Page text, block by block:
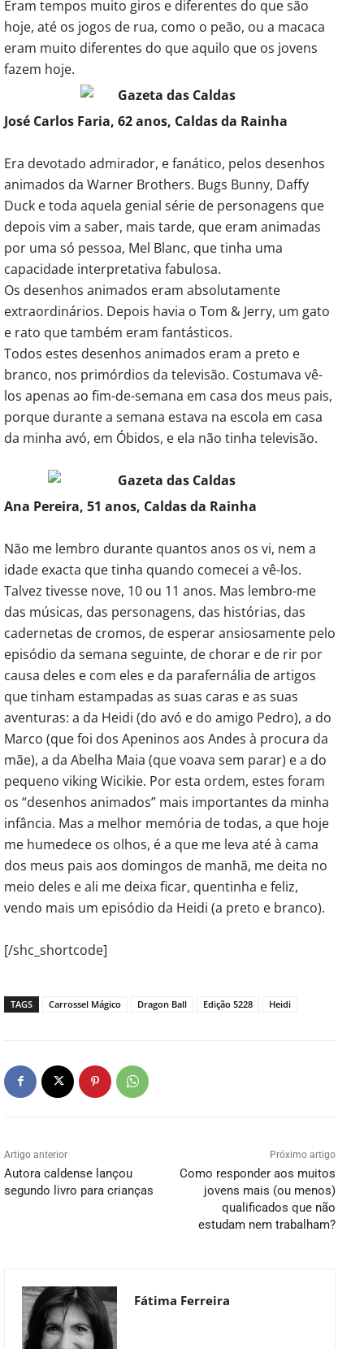
Eram tempos muito giros e diferentes do que são
hoje, até os jogos de rua, como o peão, ou a macaca
eram muito diferentes do que aquilo que os jovens
fazem hoje.
José Carlos Faria, 62 anos, Caldas da Rainha
Era devotado admirador, e fanático, pelos desenhos
animados da Warner Brothers. Bugs Bunny, Daffy
Duck e toda aquela genial série de personagens que
depois vim a saber, mais tarde, que eram animadas
por uma só pessoa, Mel Blanc, que tinha uma
capacidade interpretativa fabulosa.
Os desenhos animados eram absolutamente
extraordinários. Depois havia o Tom & Jerry, um gato
e rato que também eram fantásticos.
Todos estes desenhos animados eram a preto e
branco, nos primórdios da televisão. Costumava vê-
los apenas ao fim-de-semana em casa dos meus pais,
porque durante a semana estava na escola em casa
da minha avó, em Óbidos, e ela não tinha televisão.
Ana Pereira, 51 anos, Caldas da Rainha
Não me lembro durante quantos anos os vi, nem a
idade exacta que tinha quando comecei a vê-los.
Talvez tivesse nove, 10 ou 11 anos. Mas lembro-me
das músicas, das personagens, das histórias, das
cadernetas de cromos, de esperar ansiosamente pelo
episódio da semana seguinte, de chorar e de rir por
causa deles e com eles e da parafernália de artigos
que tinham estampadas as suas caras e as suas
aventuras: a da Heidi (do avó e do amigo Pedro), a do
Marco (que foi dos Apeninos aos Andes à procura da
mãe), a da Abelha Maia (que voava sem parar) e a do
pequeno viking Wicikie. Por esta ordem, estes foram
os “desenhos animados” mais importantes da minha
infância. Mas a melhor memória de todas, a que hoje
me humedece os olhos, é a que me leva até à cama
dos meus pais aos domingos de manhã, me deita no
meio deles e ali me deixa ficar, quentinha e feliz,
vendo mais um episódio da Heidi (a preto e branco).
[/shc_shortcode]
TAGS Carrossel Mágico Dragon Ball Edição 5228 Heidi
Artigo anterior
Autora caldense lançou
segundo livro para crianças
Próximo artigo
Como responder aos muitos
jovens mais (ou menos)
qualificados que não
estudam nem trabalham?
Fátima Ferreira